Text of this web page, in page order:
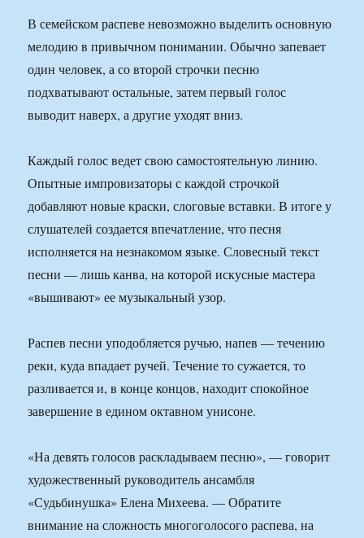
В семейском распеве невозможно выделить основную
мелодию в привычном понимании. Обычно запевает
один человек, а со второй строчки песню
подхватывают остальные, затем первый голос
выводит наверх, а другие уходят вниз.
Каждый голос ведет свою самостоятельную линию.
Опытные импровизаторы с каждой строчкой
добавляют новые краски, слоговые вставки. В итоге у
слушателей создается впечатление, что песня
исполняется на незнакомом языке. Словесный текст
песни — лишь канва, на которой искусные мастера
«вышивают» ее музыкальный узор.
Распев песни уподобляется ручью, напев — течению
реки, куда впадает ручей. Течение то сужается, то
разливается и, в конце концов, находит спокойное
завершение в едином октавном унисоне.
«На девять голосов раскладываем песню», — говорит
художественный руководитель ансамбля
«Судьбинушка» Елена Михеева. — Обратите
внимание на сложность многоголосого распева, на